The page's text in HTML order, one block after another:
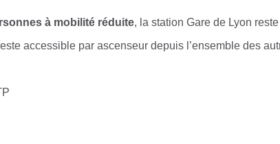
à mobilité réduite, la station Gare de Lyon
accessible par ascenseur depuis l’ensemble des